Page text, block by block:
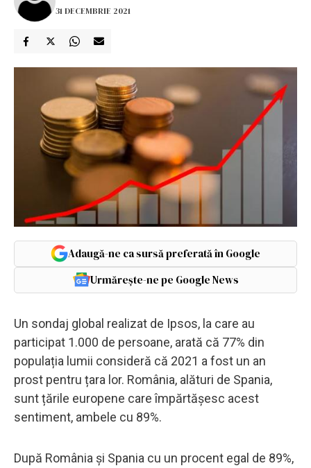
31 DECEMBRIE 2021
Adaugă-ne ca sursă preferată în Google
Urmărește-ne pe Google News
Un sondaj global realizat de Ipsos, la care au
participat 1.000 de persoane, arată că 77% din
populația lumii consideră că 2021 a fost un an
prost pentru țara lor. România, alături de Spania,
sunt țările europene care împărtășesc acest
sentiment, ambele cu 89%.
După România și Spania cu un procent egal de 89%,